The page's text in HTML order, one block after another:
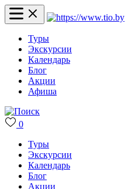
Туры
Экскурсии
Календарь
Блог
Акции
Афиша
0
Туры
Экскурсии
Календарь
Блог
Акции